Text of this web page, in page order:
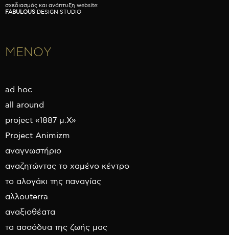
σχεδιασμός και ανάπτυξη website:
FABULOUS DESIGN STUDIO
ΜΕΝΟΥ
ad hoc
all around
project «1887 μ.Χ»
Project Animizm
αναγνωστήριο
αναζητώντας το χαμένο κέντρο
το αλογάκι της παναγίας
αλλουterra
αναξιοθέατα
τα ασσόδυα της ζωής μας